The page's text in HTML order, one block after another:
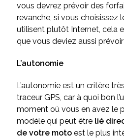
vous devrez prévoir des
revanche, si vous choisissez
utilisent plutôt Internet, cela
que vous deviez aussi
L’autonomie
L’autonomie est un critère
traceur GPS, car à quoi bon
moment où vous en avez le
modèle qui peut être lié
de votre motoest le plus